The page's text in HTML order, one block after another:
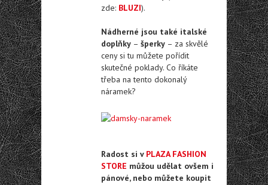
zde: BLUZI).
Nádherné jsou také italské
doplňky – šperky – za skvělé
ceny si tu můžete pořídit
skutečné poklady. Co říkáte
třeba na tento dokonalý
náramek?
Radost si v PLAZA FASHION
STORE můžou udělat ovšem i
pánové, nebo můžete koupit